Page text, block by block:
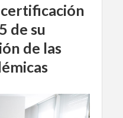
certificación
de su
de las